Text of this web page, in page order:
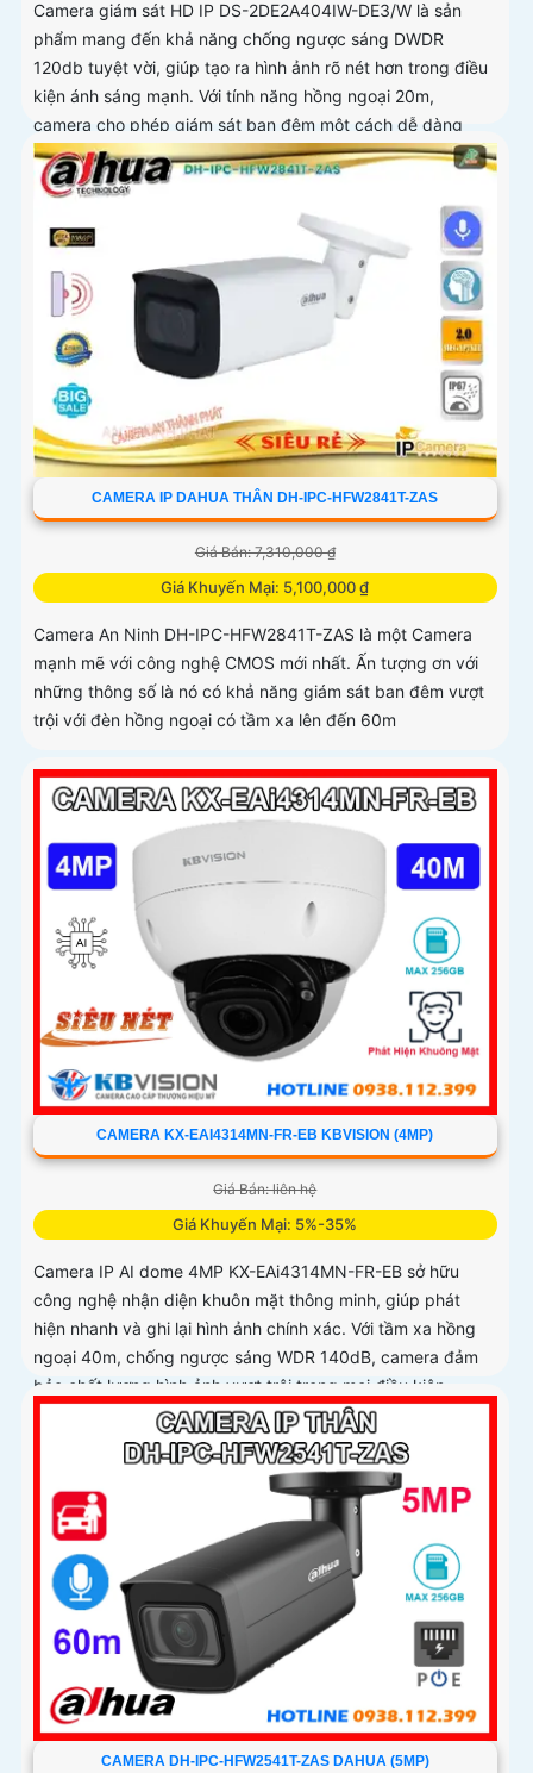
Camera giám sát HD IP DS-2DE2A404IW-DE3/W là sản
phẩm mang đến khả năng chống ngược sáng DWDR
120db tuyệt vời, giúp tạo ra hình ảnh rõ nét hơn trong điều
kiện ánh sáng mạnh. Với tính năng hồng ngoại 20m,
camera cho phép giám sát ban đêm một cách dễ dàng
CAMERA IP DAHUA THÂN DH-IPC-HFW2841T-ZAS
Giá Bán: 7,310,000 ₫
Giá Khuyến Mại: 5,100,000 ₫
Camera An Ninh DH-IPC-HFW2841T-ZAS là một Camera
mạnh mẽ với công nghệ CMOS mới nhất. Ấn tượng ơn với
những thông số là nó có khả năng giám sát ban đêm vượt
trội với đèn hồng ngoại có tầm xa lên đến 60m
CAMERA KX-EAI4314MN-FR-EB KBVISION (4MP)
Giá Bán: liên hệ
Giá Khuyến Mại: 5%-35%
Camera IP AI dome 4MP KX-EAi4314MN-FR-EB sở hữu
công nghệ nhận diện khuôn mặt thông minh, giúp phát
hiện nhanh và ghi lại hình ảnh chính xác. Với tầm xa hồng
ngoại 40m, chống ngược sáng WDR 140dB, camera đảm
bảo chất lượng hình ảnh vượt trội trong mọi điều kiện
CAMERA DH-IPC-HFW2541T-ZAS DAHUA (5MP)